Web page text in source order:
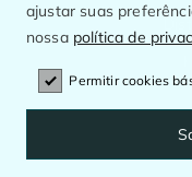
ajustar suas
nossa política de
Permitir cookies